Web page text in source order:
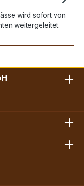
wird sofort von
weitergeleitet.